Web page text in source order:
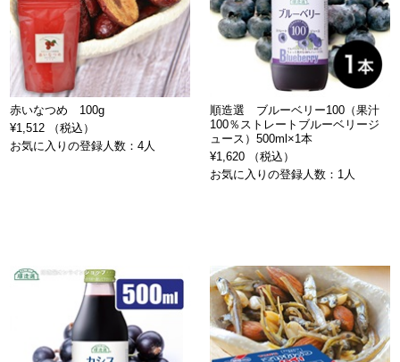
赤いなつめ 100g
¥1,512 （税込）
お気に入りの登録人数：4人
順造選 ブルーベリー100（果汁
100％ストレートブルーベリージ
ュース）500ml×1本
¥1,620 （税込）
お気に入りの登録人数：1人